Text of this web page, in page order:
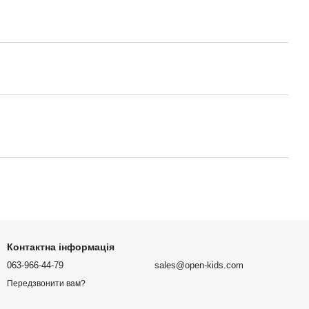
Контактна інформація
063-966-44-79
Передзвонити вам?
sales@open-kids.com